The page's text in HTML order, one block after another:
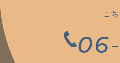
こ